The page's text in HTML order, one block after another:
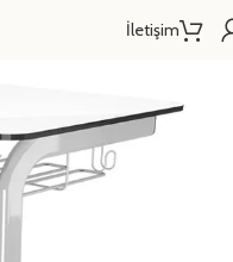
İletişim